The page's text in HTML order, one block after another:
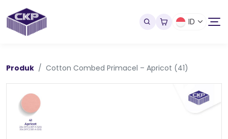
ID
Produk Cotton Combed Primacel – Apricot (41)